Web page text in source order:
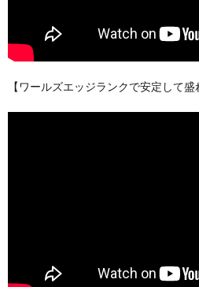
【ワールズエッジランクで安定して盛